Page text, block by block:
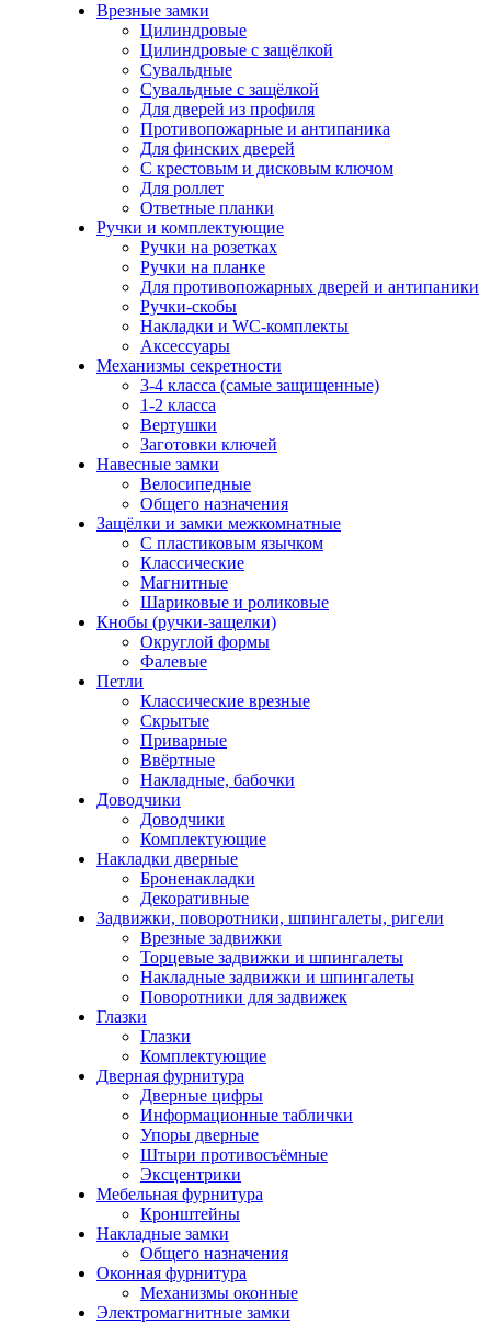
Врезные замки
Цилиндровые
Цилиндровые с защёлкой
Сувальдные
Сувальдные с защёлкой
Для дверей из профиля
Противопожарные и антипаника
Для финских дверей
С крестовым и дисковым ключом
Для роллет
Ответные планки
Ручки и комплектующие
Ручки на розетках
Ручки на планке
Для противопожарных дверей и антипаники
Ручки-скобы
Накладки и WC-комплекты
Аксессуары
Механизмы секретности
3-4 класса (самые защищенные)
1-2 класса
Вертушки
Заготовки ключей
Навесные замки
Велосипедные
Общего назначения
Защёлки и замки межкомнатные
С пластиковым язычком
Классические
Магнитные
Шариковые и роликовые
Кнобы (ручки-защелки)
Округлой формы
Фалевые
Петли
Классические врезные
Скрытые
Приварные
Ввёртные
Накладные, бабочки
Доводчики
Доводчики
Комплектующие
Накладки дверные
Броненакладки
Декоративные
Задвижки, поворотники, шпингалеты, ригели
Врезные задвижки
Торцевые задвижки и шпингалеты
Накладные задвижки и шпингалеты
Поворотники для задвижек
Глазки
Глазки
Комплектующие
Дверная фурнитура
Дверные цифры
Информационные таблички
Упоры дверные
Штыри противосъёмные
Эксцентрики
Мебельная фурнитура
Кронштейны
Накладные замки
Общего назначения
Оконная фурнитура
Механизмы оконные
Электромагнитные замки